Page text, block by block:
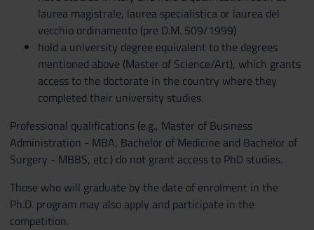
laurea magistrale, laurea specialistica or laurea del
vecchio ordinamento (pre D.M. 509/1999)
hold a university degree equivalent to the degrees
mentioned above (Master of Science/Art), which grants
access to the doctorate in the country where they
completed their university studies.
Professional qualifications (e.g., Master of Business
Administration - MBA, Bachelor of Medicine and Bachelor of
Surgery - MBBS, etc.) do not grant access to PhD studies.
Those who will graduate by the date of enrolment in the
Ph.D. program may also apply and participate in the
competition.